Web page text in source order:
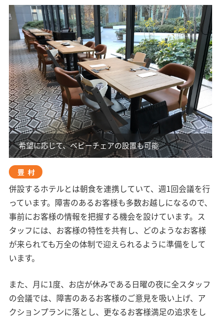
希望に応じて、ベビーチェアの設置も可能
豊村
併設するホテルとは朝食を連携していて、週1回会議を行
っています。障害のあるお客様も多数お越しになるので、
事前にお客様の情報を把握する機会を設けています。ス
タッフには、お客様の特性を共有し、どのようなお客様
が来られても万全の体制で迎えられるように準備をして
います。
また、月に1度、お店が休みである日曜の夜に全スタッフ
の会議では、障害のあるお客様のご意見を吸い上げ、ア
クションプランに落とし、更なるお客様満足の追求をし